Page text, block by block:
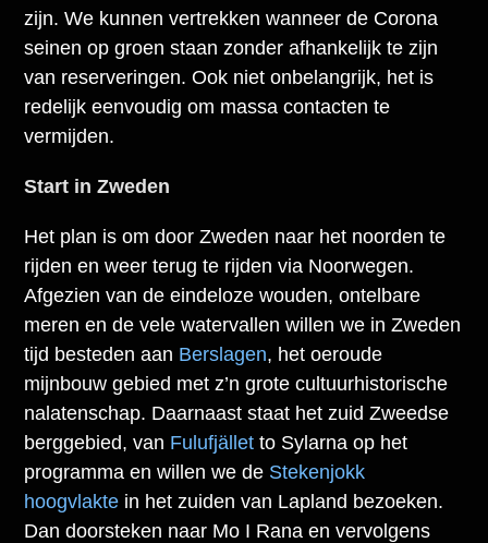
zijn. We kunnen vertrekken wanneer de Corona
seinen op groen staan zonder afhankelijk te zijn
van reserveringen. Ook niet onbelangrijk, het is
redelijk eenvoudig om massa contacten te
vermijden.
Start in Zweden
Het plan is om door Zweden naar het noorden te
rijden en weer terug te rijden via Noorwegen.
Afgezien van de eindeloze wouden, ontelbare
meren en de vele watervallen willen we in Zweden
tijd besteden aan Berslagen, het oeroude
mijnbouw gebied met z’n grote cultuurhistorische
nalatenschap. Daarnaast staat het zuid Zweedse
berggebied, van Fulufjälletto Sylarna op het
programma en willen we de Stekenjokk
hoogvlakte in het zuiden van Lapland bezoeken.
Dan doorsteken naar Mo I Rana en vervolgens